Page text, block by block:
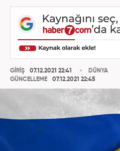
GİRİŞ
07.12.2021 22:41
GÜNCELLEME
07.12.2021 22:45
DÜNYA